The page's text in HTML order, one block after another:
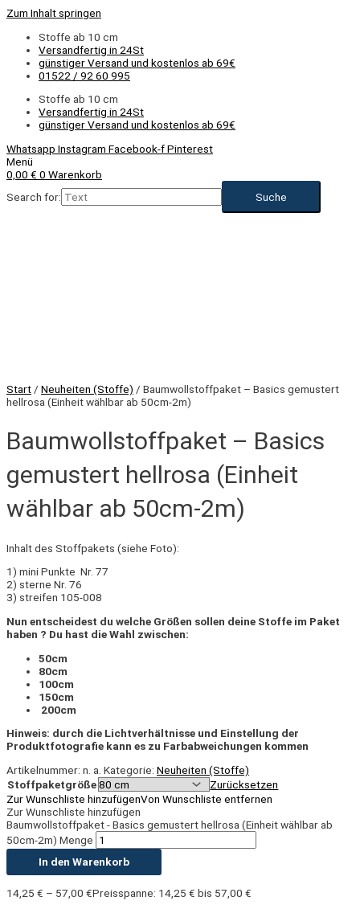
Zum Inhalt springen
Stoffe ab 10 cm
Versandfertig in 24St
günstiger Versand und kostenlos ab 69€
01522 / 92 60 995
Stoffe ab 10 cm
Versandfertig in 24St
günstiger Versand und kostenlos ab 69€
Whatsapp Instagram Facebook-fPinterest
Menü
0,00 € 0 Warenkorb
Search for:
Start / Neuheiten (Stoffe) / Baumwollstoffpaket – Basics gemustert
hellrosa (Einheit wählbar ab 50cm-2m)
Baumwollstoffpaket – Basics
gemustert hellrosa (Einheit
wählbar ab 50cm-2m)
Inhalt des Stoffpakets (siehe Foto):
1) mini Punkte Nr. 77
2) sterne Nr. 76
3) streifen 105-008
Nun entscheidest du welche Größen sollen deine Stoffe im Paket
haben ? Du hast die Wahl zwischen:
50cm
80cm
100cm
150cm
200cm
Hinweis: durch die Lichtverhältnisse und Einstellung der
Produktfotografie kann es zu Farbabweichungen kommen
Artikelnummer: n. a. Kategorie: Neuheiten (Stoffe)
Stoffpaketgröße
Zurücksetzen
Zur Wunschliste hinzufügenVon Wunschliste entfernen
Zur Wunschliste hinzufügen
Baumwollstoffpaket - Basics gemustert hellrosa (Einheit wählbar ab
50cm-2m) Menge
In den Warenkorb
14,25 € – 57,00 €Preisspanne: 14,25 € bis 57,00 €